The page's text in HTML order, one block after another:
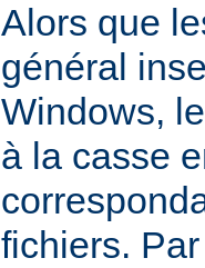
Alors que
général
Windows,
à la casse
fichiers.